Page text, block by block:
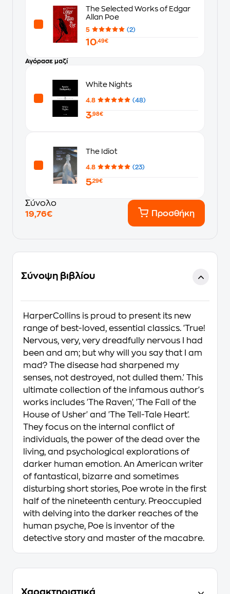
The Selected Works of Edgar
Allan Poe
5 (2)
10,49€
Αγόρασε μαζί
White Nights
4.8 (48)
3,98€
The Idiot
4.8 (23)
5,29€
Σύνολο
19,76€
Προσθήκη
Σύνοψη βιβλίου
HarperCollins is proud to present its new
range of best-loved, essential classics. 'True!
Nervous, very, very dreadfully nervous I had
been and am; but why will you say that I am
mad? The disease had sharpened my
senses, not destroyed, not dulled them.' This
ultimate collection of the infamous author's
works includes 'The Raven', 'The Fall of the
House of Usher' and 'The Tell-Tale Heart'.
They focus on the internal conflict of
individuals, the power of the dead over the
living, and psychological explorations of
darker human emotion. An American writer
of fantastical, bizarre and sometimes
disturbing short stories, Poe wrote in the first
half of the nineteenth century. Preoccupied
with delving into the darker reaches of the
human psyche, Poe is inventor of the
detective story and master of the macabre.
Χαρακτηριστικά